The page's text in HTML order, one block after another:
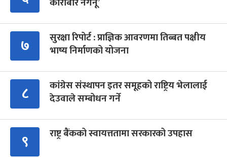
७
सुरक्षा रिपोर्ट : प्राज्ञिक आवरणमा तिब्बत पक्षीय
भाष्य निर्माणको योजना
८
कांग्रेस संस्थापन इतर समूहको राष्ट्रिय भेलालाई
देउवाले सम्बोधन गर्ने
९ राष्ट्र बैंकको स्वायत्ततामा सरकारको उपहास